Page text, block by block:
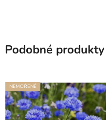
Podobné produkty
NEMOŘENÉ